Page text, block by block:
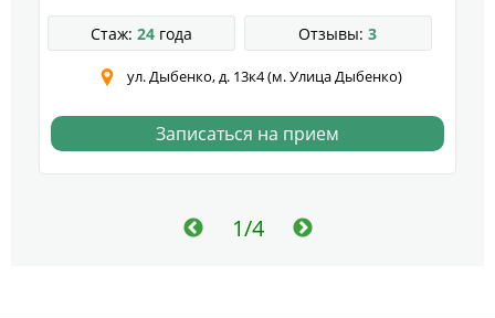
Стаж: 24года Отзывы: 3
ул. Дыбенко, д. 13к4 (м. Улица Дыбенко)
Записаться на прием
1/4